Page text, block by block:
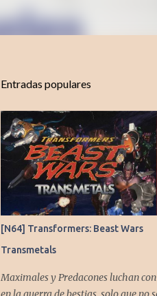
Entradas populares
[N64] Transformers: Beast Wars
Transmetals
Maximales y Predacones luchan